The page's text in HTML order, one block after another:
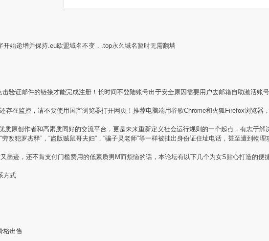
始递增并保持.eu欧盟域名不变，.top永久域名暂时无需翻墙
验证邮件的链接才能完成注册！长时间不登陆账号出于安全原因需要用户去邮箱自助激活账号
存在监控，请不要使用国产浏览器打开网页！推荐电脑端用谷歌Chrome和火狐Firefox浏览器
原创作者和高素质同好的交流平台，更是未来重新定义社会运行规则的一个起点，有志于
改犯罗杰驿”，“盗版贼鼠哥夫妇”，“骗子灵老师”等一样被挂出身份证住址电话，甚至遭到物理
墨迹，还不肯支付门槛费用的低素质男M而烦恼的话，本论坛有以下几个为女S贴心打造的便
方式
格出售